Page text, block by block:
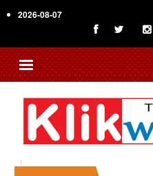
to
content
2026-08-07